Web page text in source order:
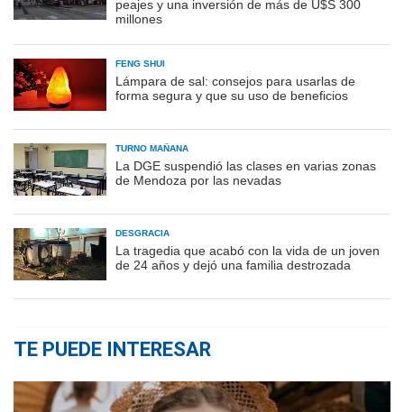
peajes y una inversión de más de U$S 300
millones
FENG SHUI
Lámpara de sal: consejos para usarlas de
forma segura y que su uso de beneficios
TURNO MAÑANA
La DGE suspendió las clases en varias zonas
de Mendoza por las nevadas
DESGRACIA
La tragedia que acabó con la vida de un joven
de 24 años y dejó una familia destrozada
TE PUEDE INTERESAR